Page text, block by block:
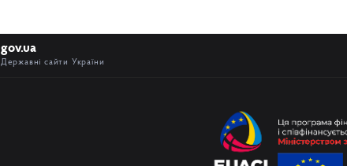
gov.ua
Державні сайти України